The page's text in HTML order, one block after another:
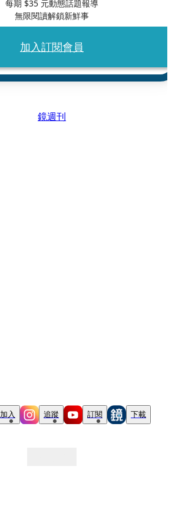
每期 $35 元動態話題報導
無限閱讀解鎖新鮮事
加入訂閱會員
鏡週刊
加入 追蹤 訂閱 下載